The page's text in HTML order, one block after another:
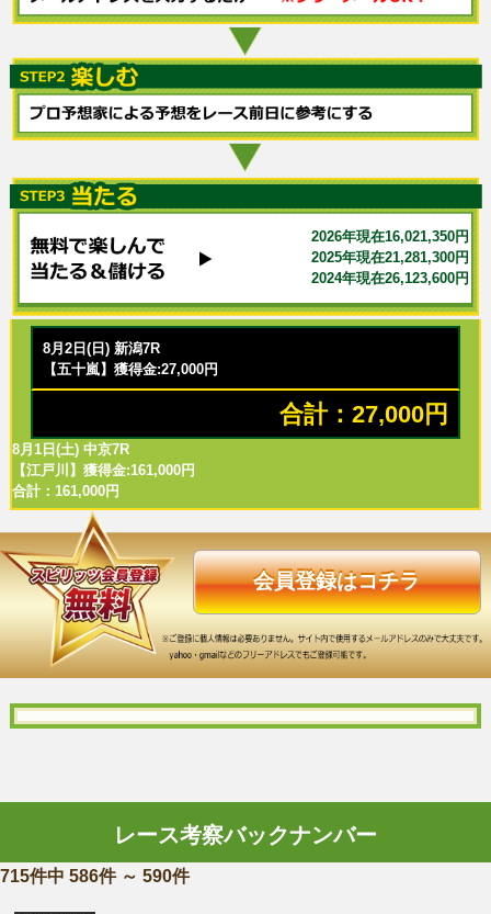
2026年現在16,021,350円
2025年現在21,281,300円
2024年現在26,123,600円
8月2日(日) 新潟7R
【五十嵐】獲得金:27,000円
合計：27,000円
8月1日(土) 中京7R
【江戸川】獲得金:161,000円
合計：161,000円
会員登録はコチラ
レース考察バックナンバー
715件中 586件 ～ 590件